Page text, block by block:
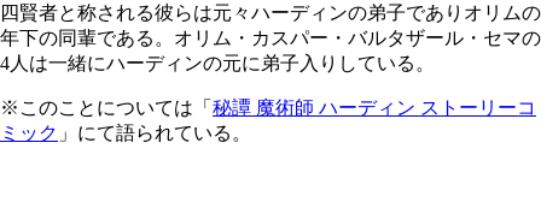
四賢者と称される彼らは元々ハーディンの弟子でありオリムの
年下の同輩である。オリム・カスパー・バルタザール・セマの
4人は一緒にハーディンの元に弟子入りしている。
※このことについては「 秘譚 魔術師 ハーディン ストーリーコ
ミック 」にて語られている。